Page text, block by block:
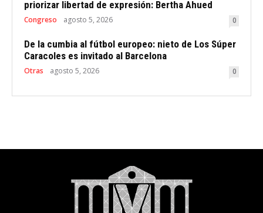
priorizar libertad de expresión: Bertha Ahued
Congreso agosto 5, 2026 0
De la cumbia al fútbol europeo: nieto de Los Súper
Caracoles es invitado al Barcelona
Otras agosto 5, 2026 0